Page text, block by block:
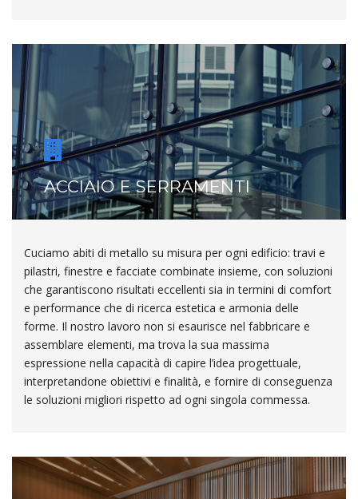
ACCIAIO E SERRAMENTI
Cuciamo abiti di metallo su misura per ogni edificio: travi e
pilastri, finestre e facciate combinate insieme, con soluzioni
che garantiscono risultati eccellenti sia in termini di comfort
e performance che di ricerca estetica e armonia delle
forme. Il nostro lavoro non si esaurisce nel fabbricare e
assemblare elementi, ma trova la sua massima
espressione nella capacità di capire l’idea progettuale,
interpretandone obiettivi e finalità, e fornire di conseguenza
le soluzioni migliori rispetto ad ogni singola commessa.